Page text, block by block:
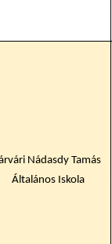
Nádasdy Tamás
Általános Iskola